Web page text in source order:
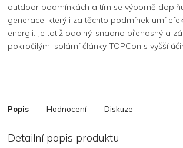
outdoor podmínkách a tím se výborně
generace, který i za těchto podmínek umí
energii. Je totiž odolný, snadno přenosný a
pokročilými solární články TOPCon s vyšší
Popis Hodnocení Diskuze
Detailní popis produktu